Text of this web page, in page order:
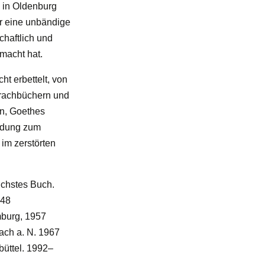
Oldenburg
eine unbändige
und
hat.
erbettelt, von
und
Goethes
zum
zerstörten
Buch.
1957
a. N. 1967
1992–